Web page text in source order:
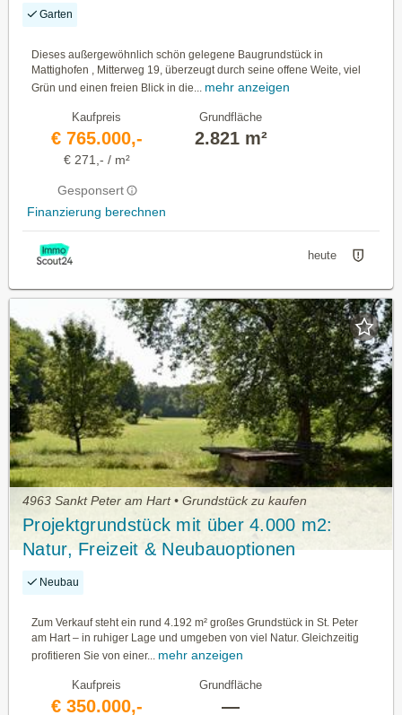
Garten
Dieses außergewöhnlich schön gelegene Baugrundstück in
Mattighofen , Mitterweg 19, überzeugt durch seine offene Weite, viel
Grün und einen freien Blick in die... mehr anzeigen
Kaufpreis
€ 765.000,-
€ 271,- / m²
Gesponsert
Finanzierung berechnen
Grundfläche
2.821 m²
heute
4963 Sankt Peter am Hart • Grundstück zu kaufen
Projektgrundstück mit über 4.000 m2:
Natur, Freizeit & Neubauoptionen
Neubau
Zum Verkauf steht ein rund 4.192 m² großes Grundstück in St. Peter
am Hart – in ruhiger Lage und umgeben von viel Natur. Gleichzeitig
profitieren Sie von einer...
mehr anzeigen
Kaufpreis
€ 350.000,-
Grundfläche
—